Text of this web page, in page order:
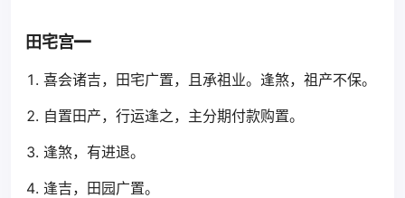
田宅宫━
喜会诸吉，田宅广置，且承祖业。逢煞，祖产不保。
自置田产，行运逢之，主分期付款购置。
逢煞，有进退。
逢吉，田园广置。